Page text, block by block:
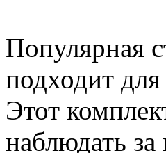
Популярная
подходит
Этот
наблюдать